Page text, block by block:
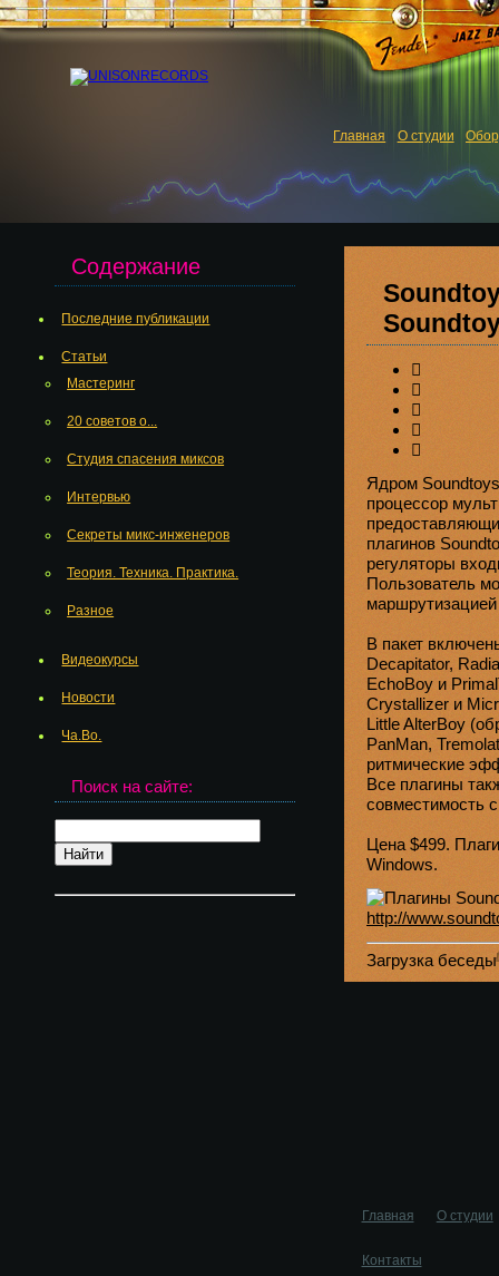
Главная О студии
Содержание
Последние публикации
Статьи
Мастеринг
20 советов о...
Студия спасения миксов
Интервью
Секреты микс-инженеров
Теория. Техника. Практика.
Разное
Видеокурсы
Новости
Ча.Во.
Поиск на сайте:
Ядром
процессор
плагинов
регуляторы
Пользователь
В пакет
Decapitator,
EchoBoy и
Crystallizer и
Little AlterBoy
PanMan,
ритмические
Все плагины
совместимость
Цена $499.
Windows.
http://
Загрузка
Главная О студии
Контакты